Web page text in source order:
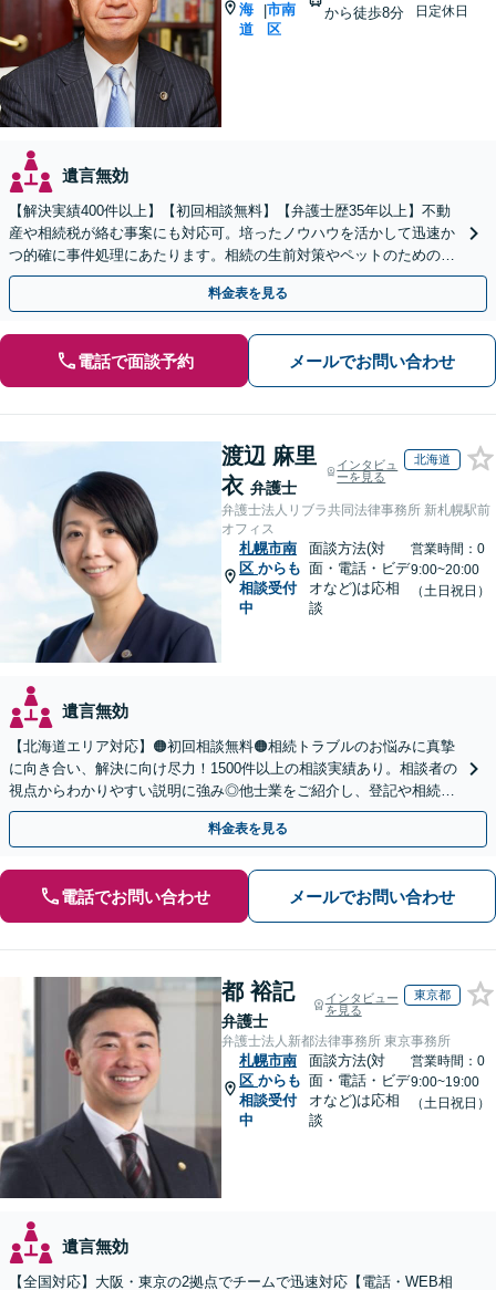
海
道
|市南
区
から徒歩8分
日定休日
遺言無効
【解決実績400件以上】【初回相談無料】【弁護士歴35年以上】不動
産や相続税が絡む事案にも対応可。培ったノウハウを活かして迅速か
つ的確に事件処理にあたります。相続の生前対策やペットのための年
金システムもお任せ【完全個室】【自衛隊前駅8分】
料金表を見る
電話で面談予約 メールでお問い合わせ
渡辺 麻里
衣 弁護士
インタビュ
ーを見る
北海道
弁護士法人リブラ共同法律事務所 新札幌駅前
オフィス
札幌市南
区 からも
相談受付
中
面談方法(対
面・電話・ビデ
オなど)は応相
談
営業時間：0
9:00~20:00
（土日祝日）
遺言無効
【北海道エリア対応】🟠初回相談無料🟠相続トラブルのお悩みに真摯
に向き合い、解決に向け尽力！1500件以上の相談実績あり。相談者の
視点からわかりやすい説明に強み◎他士業をご紹介し、登記や相続税
の申告までワンストップで対応【夜間相談可】
料金表を見る
電話でお問い合わせ メールでお問い合わせ
都 裕記
弁護士
インタビュー
を見る
東京都
弁護士法人新都法律事務所 東京事務所
札幌市南
区 からも
相談受付
中
面談方法(対
面・電話・ビデ
オなど)は応相
談
営業時間：0
9:00~19:00
（土日祝日）
遺言無効
【全国対応】大阪・東京の2拠点でチームで迅速対応【電話・WEB相